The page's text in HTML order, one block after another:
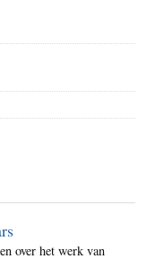
over het werk van